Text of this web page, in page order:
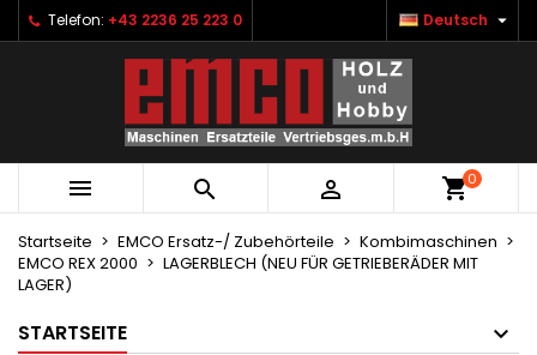
Telefon: +43 2236 25 223 0 Deutsch 
   0
Startseite EMCO Ersatz-/ Zubehörteile
Kombimaschinen
EMCO REX 2000
LAGERBLECH (NEU FÜR GETRIEBERÄDER MIT
LAGER)
STARTSEITE
Ihre Wunschlisten ×
Neue Liste anlegen
Wunschliste erstellen ×
Name der Wunschliste
Abbrechen Wunschliste erstellen
Anmelden ×
Sie müssen angemeldet sein, um Artikel Ihrer
Wunschliste hinzufügen zu können.
Abbrechen Anmelden